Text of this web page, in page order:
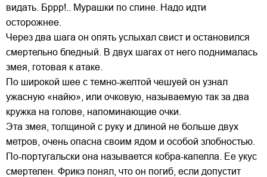
видать. Бррр!.. Мурашки по спине. Надо идти
осторожнее.
Через два шага он опять услыхал свист и остановился
смертельно бледный. В двух шагах от него поднималась
змея, готовая к атаке.
По широкой шее с темно-желтой чешуей он узнал
ужасную «найю», или очковую, называемую так за два
кружка на голове, напоминающие очки.
Эта змея, толщиной с руку и длиной не больше двух
метров, очень опасна своим ядом и особой злобностью.
По-португальски она называется кобра-капелла. Ее укус
смертелен. Фрикэ понял, что он погиб, если допустит